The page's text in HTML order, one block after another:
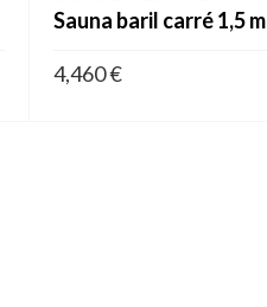
Sauna baril carré 1,5 m
4,460€